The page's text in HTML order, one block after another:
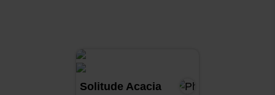
Solitude Acacia